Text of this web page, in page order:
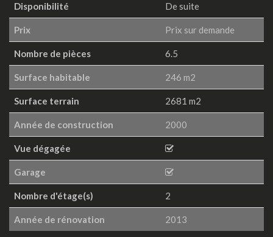
Disponibilité De suite
Prix Prix sur demande
Nombre de pièces 6.5
Surface habitable 246 m2
Surface terrain 2681 m2
Année de construction 2000
Vue dégagée
Garage
Nombre d'étage(s) 2
Année de rénovation 2013